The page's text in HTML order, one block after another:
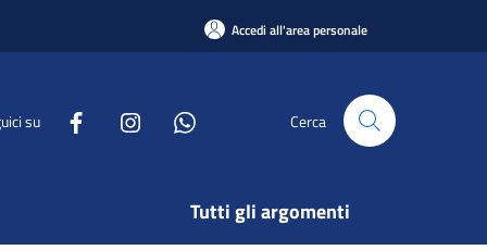
Accedi all'area personale
su Cerca
Tutti gli argomenti